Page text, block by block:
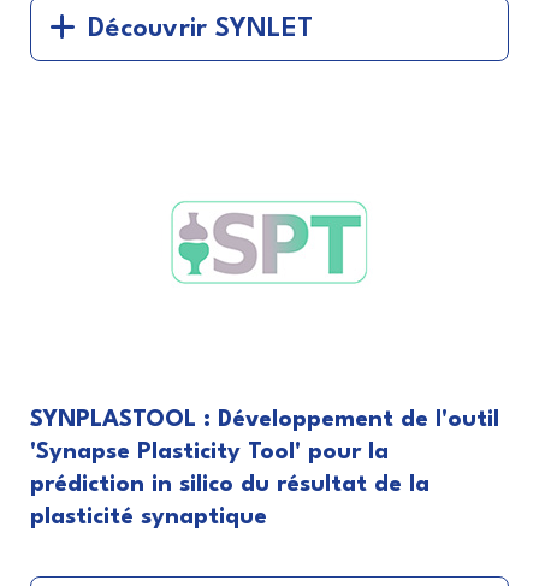
Découvrir SYNLET
SYNPLASTOOL : Développement de l'outil
'Synapse Plasticity Tool' pour la
prédiction in silico du résultat de la
plasticité synaptique